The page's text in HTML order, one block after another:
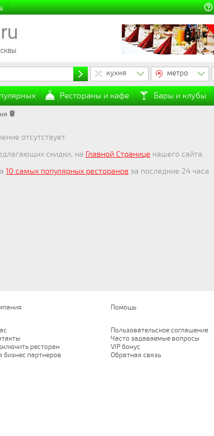
кухня метро
Рестораны и кафе Бары и клубы
отсутствует.
скидки, на Главной Странице нашего сайта.
10 самых популярных ресторанов за последние 24 часа.
ресторан
бизнес партнеров
Помощь
Пользовательское соглашение
Часто задаваемые вопросы
VIP бонус
Обратная связь